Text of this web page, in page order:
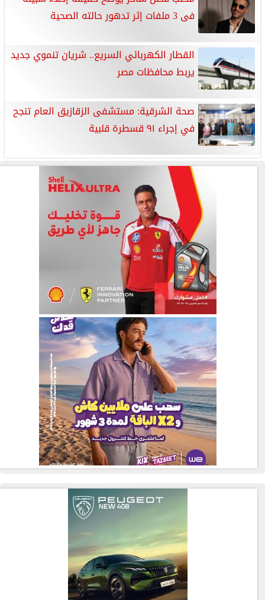
فى 3 ملفات إثر تدهور حالته الصحية
​القطار الكهربائي السريع.. شريان تنموي جديد
يربط محافظات مصر
صحة الشرقية: مستشفى الزقازيق العام تنجح
في إجراء ٩١ قسطرة قلبية